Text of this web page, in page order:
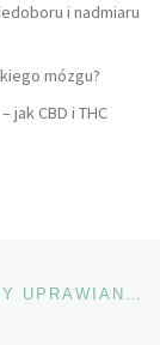
i nadmiaru
mózgu?
jak CBD i THC